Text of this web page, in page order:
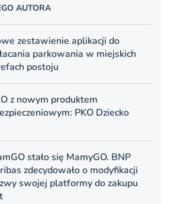
AUTORA
zestawienie aplikacji do
parkowania w miejskich
postoju
z nowym produktem
PKO Dziecko
stało się MamyGO. BNP
zdecydowało o modyfikacji
swojej platformy do zakupu